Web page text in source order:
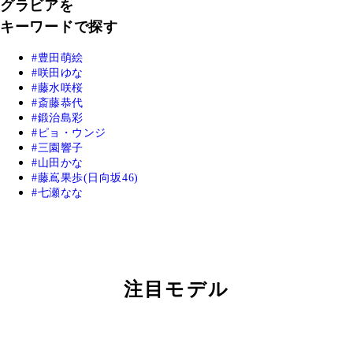
グラビアを
キーワードで探す
豊田萌絵
咲田ゆな
藤水咲桜
斎藤恭代
鍛治島彩
ピョ・ウンジ
三園響子
山田かな
藤嶌果歩(日向坂46)
七瀬なな
注目モデル